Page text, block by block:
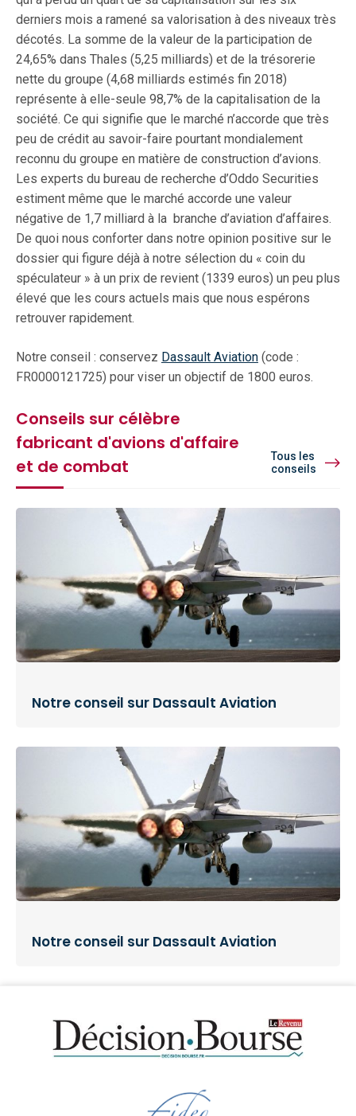
derniers mois a ramené sa valorisation à des niveaux très
décotés. La somme de la valeur de la participation de
24,65% dans Thales (5,25 milliards) et de la trésorerie
nette du groupe (4,68 milliards estimés fin 2018)
représente à elle-seule 98,7% de la capitalisation de la
société. Ce qui signifie que le marché n’accorde que très
peu de crédit au savoir-faire pourtant mondialement
reconnu du groupe en matière de construction d’avions.
Les experts du bureau de recherche d’Oddo Securities
estiment même que le marché accorde une valeur
négative de 1,7 milliard à la branche d’aviation d’affaires.
De quoi nous conforter dans notre opinion positive sur le
dossier qui figure déjà à notre sélection du « coin du
spéculateur » à un prix de revient (1339 euros) un peu plus
élevé que les cours actuels mais que nous espérons
retrouver rapidement.
Notre conseil : conservez Dassault Aviation (code :
FR0000121725) pour viser un objectif de 1800 euros.
Conseils sur célèbre
fabricant d'avions d'affaire
et de combat
Tous les
conseils
Notre conseil sur Dassault Aviation
Notre conseil sur Dassault Aviation